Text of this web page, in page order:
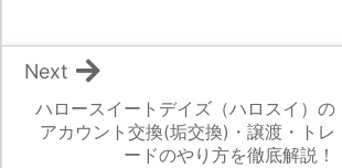
ハロースイートデイズ（ハロスイ）の
アカウント交換(垢交換)・譲渡・トレ
ードのやり方を徹底解説！
Next